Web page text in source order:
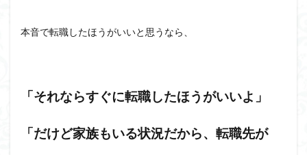
本音で転職したほうがいいと思うなら、
「それならすぐに転職したほうがいいよ」
「だけど家族もいる状況だから、転職先が